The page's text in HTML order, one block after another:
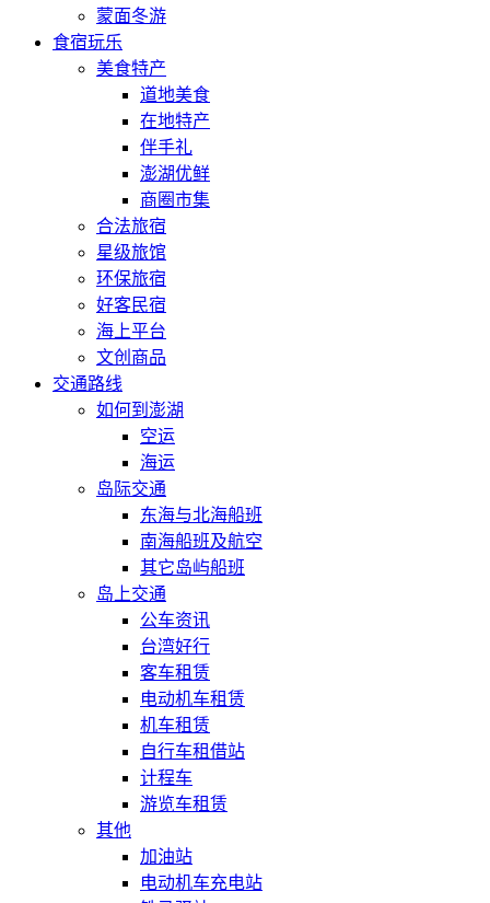
蒙面冬游
食宿玩乐
美食特产
道地美食
在地特产
伴手礼
澎湖优鲜
商圈市集
合法旅宿
星级旅馆
环保旅宿
好客民宿
海上平台
文创商品
交通路线
如何到澎湖
空运
海运
岛际交通
东海与北海船班
南海船班及航空
其它岛屿船班
岛上交通
公车资讯
台湾好行
客车租赁
电动机车租赁
机车租赁
自行车租借站
计程车
游览车租赁
其他
加油站
电动机车充电站